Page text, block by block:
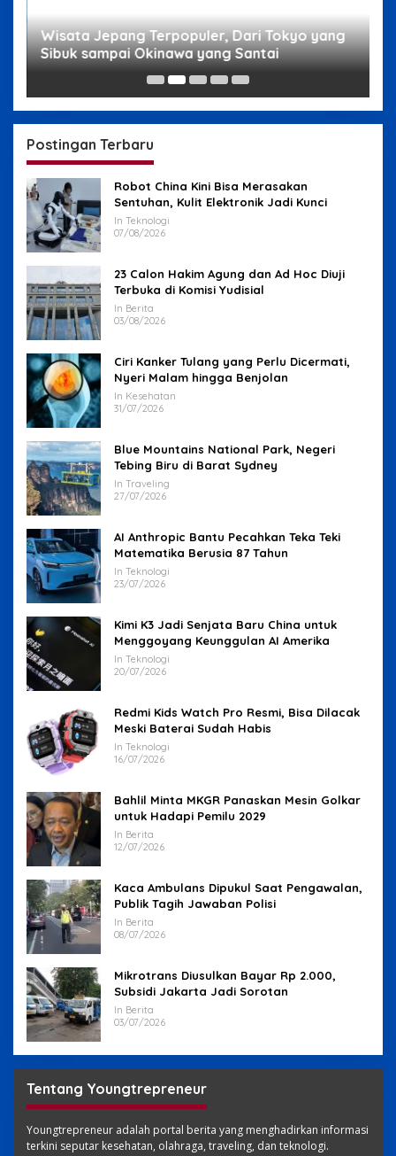
Wisata Jepang Terpopuler, Dari Tokyo yang
Sibuk sampai Okinawa yang Santai
Postingan Terbaru
Robot China Kini Bisa Merasakan
Sentuhan, Kulit Elektronik Jadi Kunci
In Teknologi
07/08/2026
23 Calon Hakim Agung dan Ad Hoc Diuji
Terbuka di Komisi Yudisial
In Berita
03/08/2026
Ciri Kanker Tulang yang Perlu Dicermati,
Nyeri Malam hingga Benjolan
In Kesehatan
31/07/2026
Blue Mountains National Park, Negeri
Tebing Biru di Barat Sydney
In Traveling
27/07/2026
AI Anthropic Bantu Pecahkan Teka Teki
Matematika Berusia 87 Tahun
In Teknologi
23/07/2026
Kimi K3 Jadi Senjata Baru China untuk
Menggoyang Keunggulan AI Amerika
In Teknologi
20/07/2026
Redmi Kids Watch Pro Resmi, Bisa Dilacak
Meski Baterai Sudah Habis
In Teknologi
16/07/2026
Bahlil Minta MKGR Panaskan Mesin Golkar
untuk Hadapi Pemilu 2029
In Berita
12/07/2026
Kaca Ambulans Dipukul Saat Pengawalan,
Publik Tagih Jawaban Polisi
In Berita
08/07/2026
Mikrotrans Diusulkan Bayar Rp 2.000,
Subsidi Jakarta Jadi Sorotan
In Berita
03/07/2026
Tentang Youngtrepreneur
Youngtrepreneur adalah portal berita yang menghadirkan informasi
terkini seputar kesehatan, olahraga, traveling, dan teknologi.